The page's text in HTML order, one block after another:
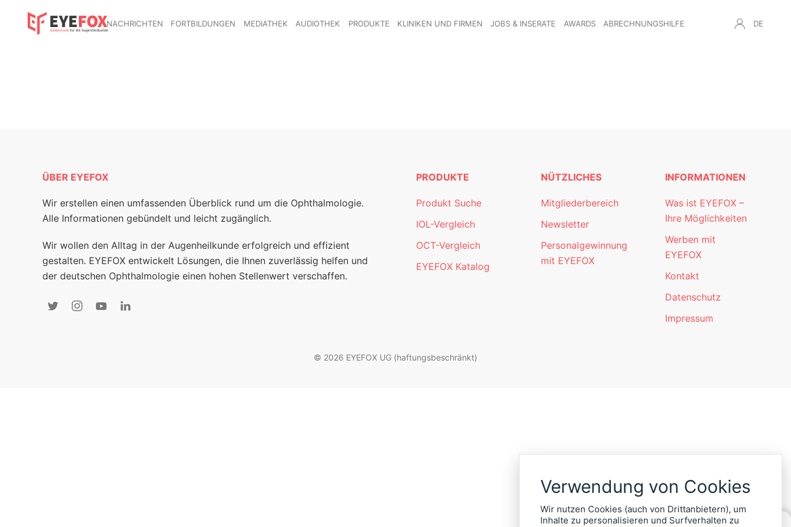
NACHRICHTEN FORTBILDUNGEN MEDIATHEK AUDIOTHEK PRODUKTE KLINIKEN UND FIRMEN JOBS & INSERATE AWARDS ABRECHNUNGSHILFE DE
ÜBER EYEFOX
Wir erstellen einen umfassenden Überblick rund um die Ophthalmologie.
Alle Informationen gebündelt und leicht zugänglich.
Wir wollen den Alltag in der Augenheilkunde erfolgreich und effizient
gestalten. EYEFOX entwickelt Lösungen, die Ihnen zuverlässig helfen und
der deutschen Ophthalmologie einen hohen Stellenwert verschaffen.
PRODUKTE
Produkt Suche
IOL-Vergleich
OCT-Vergleich
EYEFOX Katalog
NÜTZLICHES
Mitgliederbereich
Newsletter
Personalgewinnung
mit EYEFOX
INFORMATIONEN
Was ist EYEFOX –
Ihre Möglichkeiten
Werben mit
EYEFOX
Kontakt
Datenschutz
Impressum
© 2026 EYEFOX UG (haftungsbeschränkt)
Verwendung von Cookies
Wir nutzen Cookies (auch von Drittanbietern), um
Inhalte zu personalisieren und Surfverhalten zu